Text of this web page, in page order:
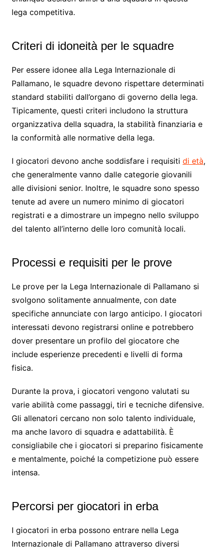
lega competitiva.
Criteri di idoneità per le squadre
Per essere idonee alla Lega Internazionale di
Pallamano, le squadre devono rispettare determinati
standard stabiliti dall’organo di governo della lega.
Tipicamente, questi criteri includono la struttura
organizzativa della squadra, la stabilità finanziaria e
la conformità alle normative della lega.
I giocatori devono anche soddisfare i requisiti di età,
che generalmente vanno dalle categorie giovanili
alle divisioni senior. Inoltre, le squadre sono spesso
tenute ad avere un numero minimo di giocatori
registrati e a dimostrare un impegno nello sviluppo
del talento all’interno delle loro comunità locali.
Processi e requisiti per le prove
Le prove per la Lega Internazionale di Pallamano si
svolgono solitamente annualmente, con date
specifiche annunciate con largo anticipo. I giocatori
interessati devono registrarsi online e potrebbero
dover presentare un profilo del giocatore che
include esperienze precedenti e livelli di forma
fisica.
Durante la prova, i giocatori vengono valutati su
varie abilità come passaggi, tiri e tecniche difensive.
Gli allenatori cercano non solo talento individuale,
ma anche lavoro di squadra e adattabilità. È
consigliabile che i giocatori si preparino fisicamente
e mentalmente, poiché la competizione può essere
intensa.
Percorsi per giocatori in erba
I giocatori in erba possono entrare nella Lega
Internazionale di Pallamano attraverso diversi